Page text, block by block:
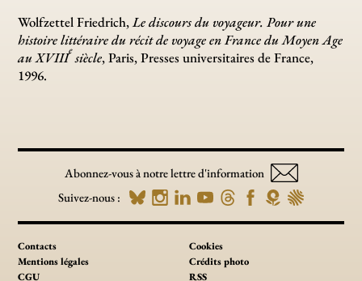
Wolfzettel Friedrich,Le discours du voyageur. Pour une
histoire littéraire du récit de voyage en France du Moyen Age
au XVIIIesiècle, Paris, Presses universitaires de France,
1996.
Abonnez-vous à notre lettre d'information
Suivez-nous :
Contacts
Mentions légales
CGU
Cookies
Crédits photo
RSS